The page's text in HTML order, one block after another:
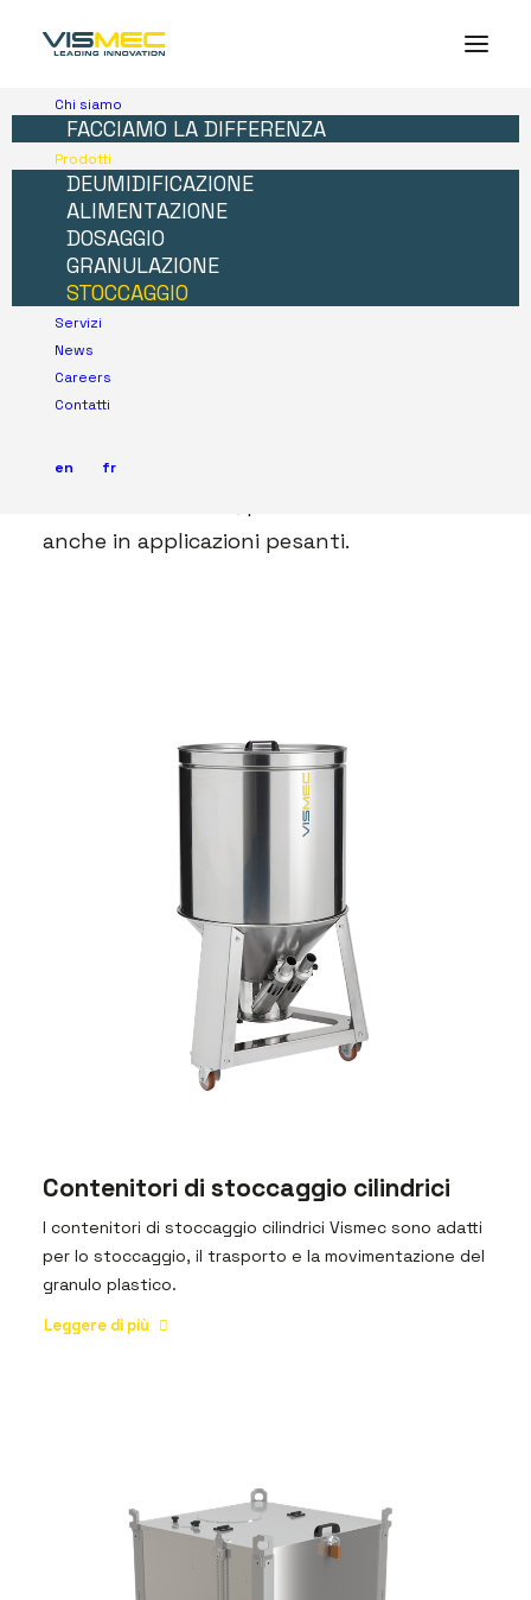
Chi siamo
FACCIAMO LA DIFFERENZA
Prodotti
DEUMIDIFICAZIONE
ALIMENTAZIONE
DOSAGGIO
GRANULAZIONE
STOCCAGGIO
Servizi
News
Careers
Contatti
en fr
STOCCAGGIO
I contenitori di stoccaggio Vismec sono
materiale, manuale o automatico. Sono
anche in applicazioni pesanti.
Contenitori di stoccaggio cilindrici
I contenitori di stoccaggio cilindrici Vismec sono adatti
per lo stoccaggio, il trasporto e la movimentazione del
granulo plastico.
Leggere di più